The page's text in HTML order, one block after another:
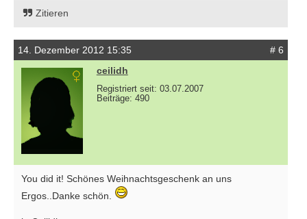
Zitieren
14. Dezember 2012 15:35
# 6
ceilidh
Registriert seit: 03.07.2007
Beiträge: 490
You did it! Schönes Weihnachtsgeschenk an uns
Ergos..Danke schön.